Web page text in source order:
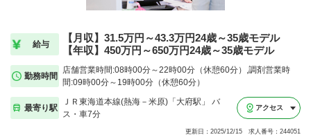
給与
【月収】31.5万円～43.3万円24歳～35歳モデル
【年収】450万円～650万円24歳～35歳モデル
勤務時間
店舗営業時間:08時00分～22時00分（休憩60分）,調剤営業時
間:09時00分～19時00分（休憩60分）
最寄り駅
ＪＲ東海道本線(熱海－米原)「大府駅」 バ
ス・車7分
アクセス
更新日：2025/12/15 求人番号：244051